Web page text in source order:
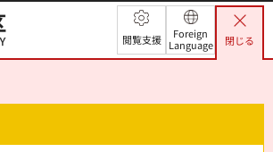
閲覧支援
Foreign
Language
閉じる